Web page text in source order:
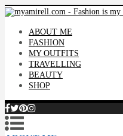
ABOUT ME
FASHION
MY OUTFITS
TRAVELLING
BEAUTY
SHOP